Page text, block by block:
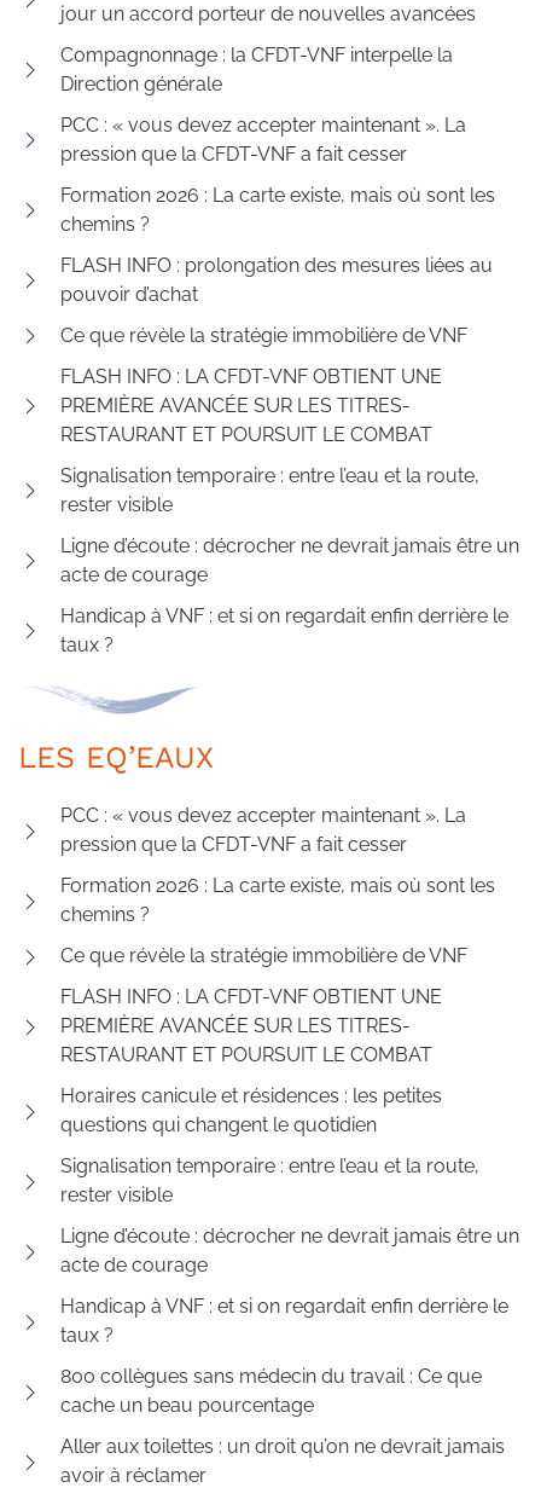
jour un accord porteur de nouvelles avancées
Compagnonnage : la CFDT-VNF interpelle la
Direction générale
PCC : « vous devez accepter maintenant ». La
pression que la CFDT-VNF a fait cesser
Formation 2026 : La carte existe, mais où sont les
chemins ?
FLASH INFO : prolongation des mesures liées au
pouvoir d’achat
Ce que révèle la stratégie immobilière de VNF
FLASH INFO : LA CFDT-VNF OBTIENT UNE
PREMIÈRE AVANCÉE SUR LES TITRES-
RESTAURANT ET POURSUIT LE COMBAT
Signalisation temporaire : entre l’eau et la route,
rester visible
Ligne d’écoute : décrocher ne devrait jamais être un
acte de courage
Handicap à VNF : et si on regardait enfin derrière le
taux ?
LES EQ’EAUX
PCC : « vous devez accepter maintenant ». La
pression que la CFDT-VNF a fait cesser
Formation 2026 : La carte existe, mais où sont les
chemins ?
Ce que révèle la stratégie immobilière de VNF
FLASH INFO : LA CFDT-VNF OBTIENT UNE
PREMIÈRE AVANCÉE SUR LES TITRES-
RESTAURANT ET POURSUIT LE COMBAT
Horaires canicule et résidences : les petites
questions qui changent le quotidien
Signalisation temporaire : entre l’eau et la route,
rester visible
Ligne d’écoute : décrocher ne devrait jamais être un
acte de courage
Handicap à VNF : et si on regardait enfin derrière le
taux ?
800 collègues sans médecin du travail : Ce que
cache un beau pourcentage
Aller aux toilettes : un droit qu’on ne devrait jamais
avoir à réclamer